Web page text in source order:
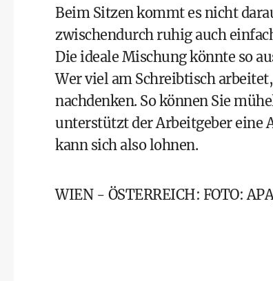
Beim Sitzen kommt es nicht
zwischendurch ruhig auch
Die ideale Mischung könnte so
Wer viel am Schreibtisch
nachdenken. So können Sie
unterstützt der Arbeitgeber eine
kann sich also lohnen.
WIEN - ÖSTERREICH: FOTO: